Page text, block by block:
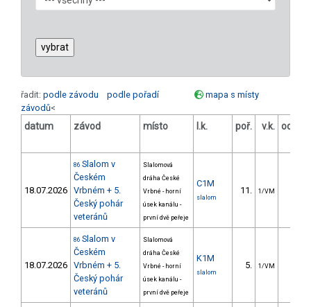
řadit: podle závodu podle pořadí
mapa s místy
závodů<
datum závod místo l.k. poř. v.k. odstup
18.07.2026
86 Slalom v
Českém
Vrbném + 5.
Český pohár
veteránů
Slalomová
dráha České
Vrbné - horní
úsek kanálu -
první dvě peřeje
C1M
slalom
11. 1/VM
18.07.2026
86 Slalom v
Českém
Vrbném + 5.
Český pohár
veteránů
Slalomová
dráha České
Vrbné - horní
úsek kanálu -
první dvě peřeje
K1M
slalom
5. 1/VM